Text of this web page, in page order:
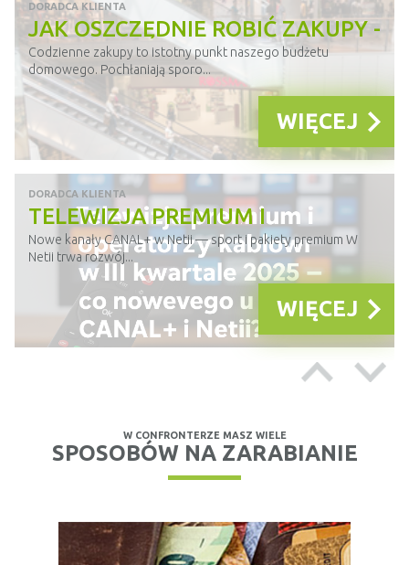
DORADCA KLIENTA
JAK OSZCZĘDNIE ROBIĆ ZAKUPY -
LISTA WSKAZÓWEK
Codzienne zakupy to istotny punkt naszego budżetu
domowego. Pochłaniają sporo...
WIĘCEJ
DORADCA KLIENTA
TELEWIZJA PREMIUM I
OPERATORZY KABLOWI W III
KWARTALE 2025 — CO NOWEGO
U CANAL+ I NETII?
Nowe kanały CANAL+ w Netii — sport i pakiety premium W
Netii trwa rozwój...
WIĘCEJ
KWARTALE 2025 — JAK ZMIENIA
SIĘ RYNEK VOD?
Dane z raportu...
W CONFRONTERZE MASZ WIELE
SPOSOBÓW NA ZARABIANIE